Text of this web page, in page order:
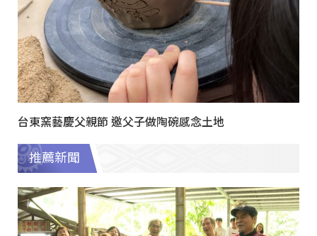
台東窯藝慶父親節 邀父子做陶碗感念土地
推薦新聞